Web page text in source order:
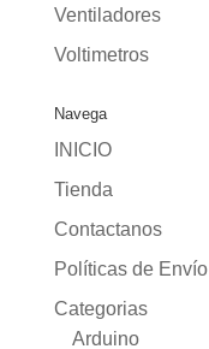
Ventiladores
Voltimetros
Navega
INICIO
Tienda
Contactanos
Políticas de Envío
Categorias
Arduino